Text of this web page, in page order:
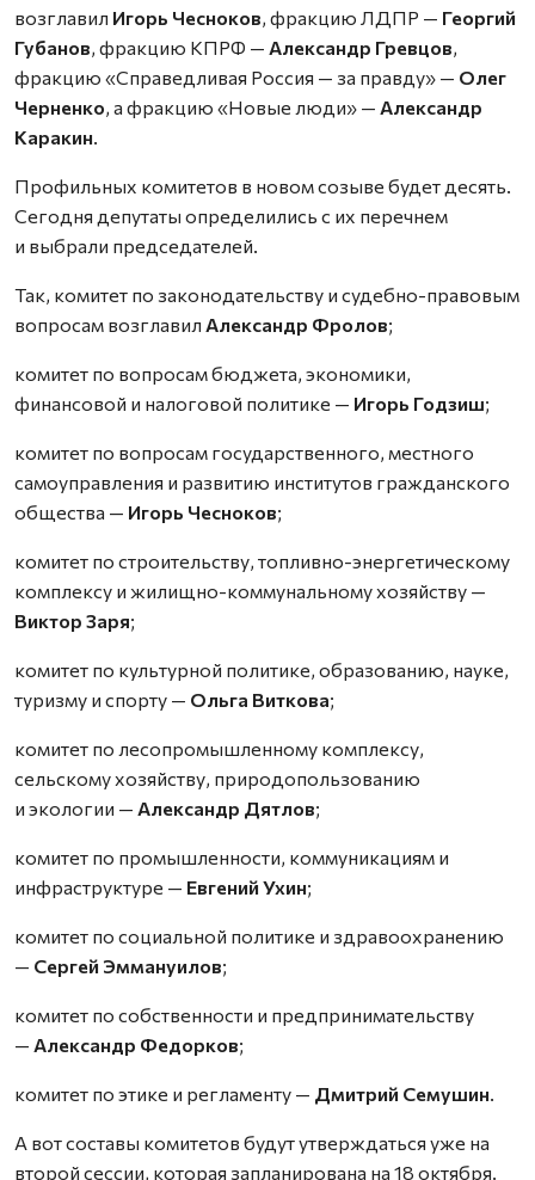
возглавил Игорь Чесноков, фракцию ЛДПР — Георгий
Губанов, фракцию КПРФ — Александр Гревцов,
фракцию «Справедливая Россия — за правду» — Олег
Черненко, а фракцию «Новые люди» — Александр
Каракин.
Профильных комитетов в новом созыве будет десять.
Сегодня депутаты определились с их перечнем
и выбрали председателей.
Так, комитет по законодательству и судебно-правовым
вопросам возглавил Александр Фролов;
комитет по вопросам бюджета, экономики,
финансовой и налоговой политике — Игорь Годзиш;
комитет по вопросам государственного, местного
самоуправления и развитию институтов гражданского
общества — Игорь Чесноков;
комитет по строительству, топливно-энергетическому
комплексу и жилищно-коммунальному хозяйству —
Виктор Заря;
комитет по культурной политике, образованию, науке,
туризму и спорту — Ольга Виткова;
комитет по лесопромышленному комплексу,
сельскому хозяйству, природопользованию
и экологии — Александр Дятлов;
комитет по промышленности, коммуникациям и
инфраструктуре — Евгений Ухин;
комитет по социальной политике и здравоохранению
— Сергей Эммануилов;
комитет по собственности и предпринимательству
— Александр Федорков;
комитет по этике и регламенту — Дмитрий Семушин.
А вот составы комитетов будут утверждаться уже на
второй сессии, которая запланирована на 18 октября.